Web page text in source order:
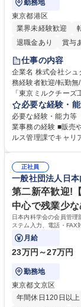
勤務地
東京都港区
業界未経験歓迎
退職金あり
賞与
仕事の内容
企業名 株式会社シュクレイ 求人名 【東京/お菓子メー
務経験者歓迎/転勤無/プライム上場G 仕事
「東京ミルクチー
ー」「DROOLY」等
ブランド商品の事務業務をお任
舗からの発注受付/
録 ■日々の売上抽出
必要な経験・
必要な経験・能力等
業事務の経験 ■販売や接客サービス
ルス管理課でキャ
や個別面談を通して
もバックアップしていきます。 学歴・資格 学
専修学校 高校 語学
正社員
一般社団法人日
第二新卒歓迎!
中心で残業少
日本内科学会の会員管理
ステム入力、電話・FAX
などにも幅広く携わって
月給
23万円～27万円
勤務地
東京都文京区
年間休日120日以上